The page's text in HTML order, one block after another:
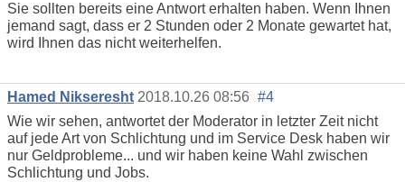
Sie sollten bereits eine Antwort erhalten haben. Wenn Ihnen
jemand sagt, dass er 2 Stunden oder 2 Monate gewartet hat,
wird Ihnen das nicht weiterhelfen.
Hamed Nikseresht 2018.10.26 08:56 #4
Wie wir sehen, antwortet der Moderator in letzter Zeit nicht
auf jede Art von Schlichtung und im Service Desk haben wir
nur Geldprobleme... und wir haben keine Wahl zwischen
Schlichtung und Jobs.